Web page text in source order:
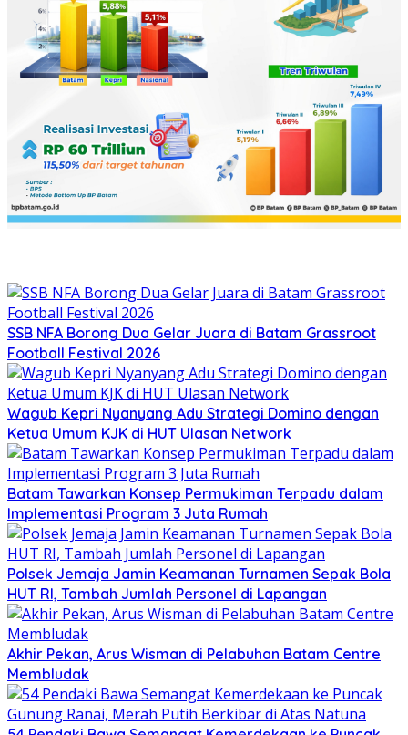
SSB NFA Borong Dua Gelar Juara di Batam Grassroot
Football Festival 2026
Wagub Kepri Nyanyang Adu Strategi Domino dengan
Ketua Umum KJK di HUT Ulasan Network
Batam Tawarkan Konsep Permukiman Terpadu dalam
Implementasi Program 3 Juta Rumah
Polsek Jemaja Jamin Keamanan Turnamen Sepak Bola
HUT RI, Tambah Jumlah Personel di Lapangan
Akhir Pekan, Arus Wisman di Pelabuhan Batam Centre
Membludak